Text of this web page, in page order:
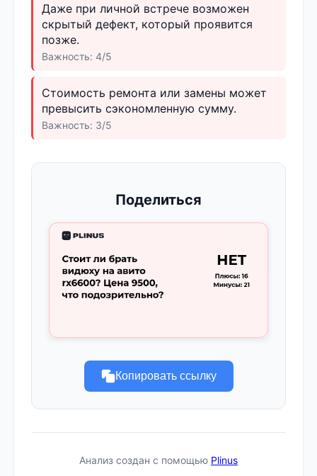
Даже при личной встрече возможен
скрытый дефект, который проявится
позже.
Важность: 4/5
Стоимость ремонта или замены может
превысить сэкономленную сумму.
Важность: 3/5
Поделиться
Копировать ссылку
Анализ создан с помощью Plinus